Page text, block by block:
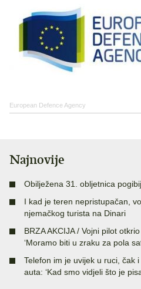
European Defence Agency
Najnovije
Obilježena 31. obljetnica
I kad je teren nepristupačan,
njemačkog turista na Dinari
BRZA AKCIJA / Vojni pilot
‘Moramo biti u zraku za pola
Telefon im je uvijek u ruci, čak
auta: ‘Kad smo vidjeli što je